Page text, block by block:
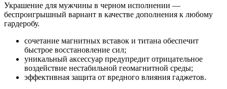
Украшение для мужчины в черном исполнении —
беспроигрышный вариант в качестве дополнения к любому
гардеробу.
сочетание магнитных вставок и титана обеспечит
быстрое восстановление сил;
уникальный аксессуар предупредит отрицательное
воздействие нестабильной геомагнитной среды;
эффективная защита от вредного влияния гаджетов.